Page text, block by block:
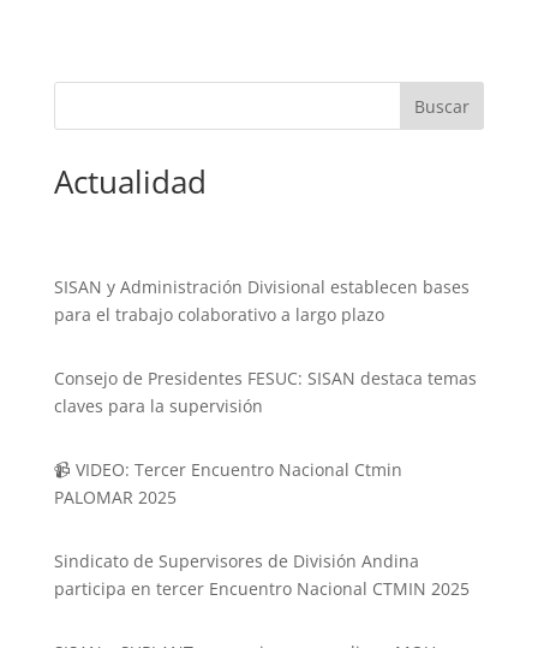
Actualidad
SISAN y Administración Divisional establecen bases
para el trabajo colaborativo a largo plazo
Consejo de Presidentes FESUC: SISAN destaca temas
claves para la supervisión
📹 VIDEO: Tercer Encuentro Nacional Ctmin
PALOMAR 2025
Sindicato de Supervisores de División Andina
participa en tercer Encuentro Nacional CTMIN 2025